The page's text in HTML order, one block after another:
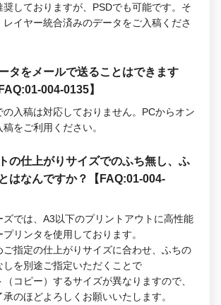
奨しておりますが、PSDでも可能です。そ
レイヤー統合済みのデータをご入稿くださ
タをメールで送ることはできます
004-0135】
の入稿は対応しておりません。PCからオン
をご利用ください。
の仕上がりサイズでのふち無し、ふ
はなんですか？【FAQ:01-004-
ズでは、A3以下のプリントアウトに高性能
プリンタを使用しております。
ご指定の仕上がりサイズに合わせ、ふちの
しを別途ご指定いただくことで
（コピー）するサイズが異なりますので、
のほどよろしくお願いいたします。